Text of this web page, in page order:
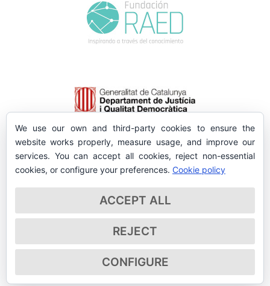
We use our own and third-party cookies to ensure the
website works properly, measure usage, and improve our
services. You can accept all cookies, reject non-essential
cookies, or configure your preferences. Cookie policy
ACCEPT ALL
REJECT
CONFIGURE